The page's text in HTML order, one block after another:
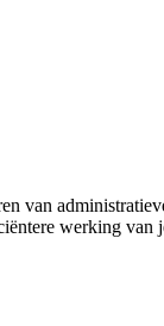
van
werking van